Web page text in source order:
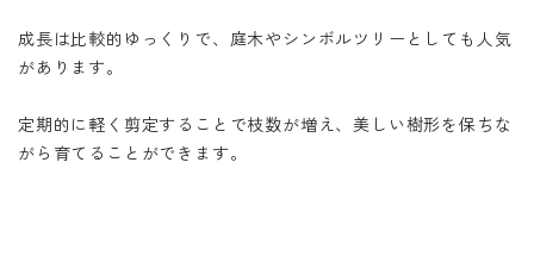
成長は比較的ゆっくりで、庭木やシンボルツリーとしても人気
があります。
定期的に軽く剪定することで枝数が増え、美しい樹形を保ちな
がら育てることができます。